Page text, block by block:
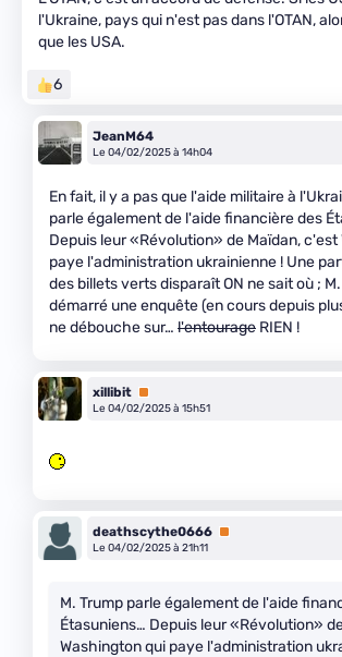
l'Ukraine, pays qui n'est pas dans l'OTAN,
que les USA.
6
JeanM64
Le 04/02/2025 à 14h04
En fait, il y a pas que l'aide militaire à
parle également de l'aide financière des
Depuis leur «Révolution» de Maïdan,
paye l'administration ukrainienne ! Une
des billets verts disparaît ON ne sait où ;
démarré une enquête (en cours depuis
ne débouche sur… l'entourage RIEN !
xillibit Premium
Le 04/02/2025 à 15h51
deathscythe0666 Premium
Le 04/02/2025 à 21h11
M. Trump parle également de l'aide
Étasuniens… Depuis leur «Révolution»
Washington qui paye l'administration